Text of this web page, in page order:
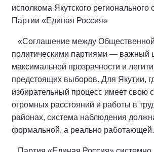
исполкома Якутского регионального
Партии «Единая Россия»
«Соглашение между
политическими партиями — важный
максимальной прозрачности и
предстоящих выборов. Для Якутии,
избирательный процесс имеет свою
огромных расстояний и работы в
районах, система наблюдения
формальной, а реально работающей.